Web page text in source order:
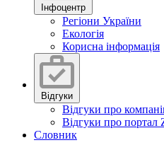
Інфоцентр
Регіони України
Екологія
Корисна інформація
Відгуки
Відгуки про
Відгуки про портал
Словник